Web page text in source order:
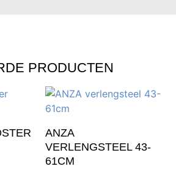
PRODUCTEN
ANZA
VERLENGSTEEL 43-
61CM